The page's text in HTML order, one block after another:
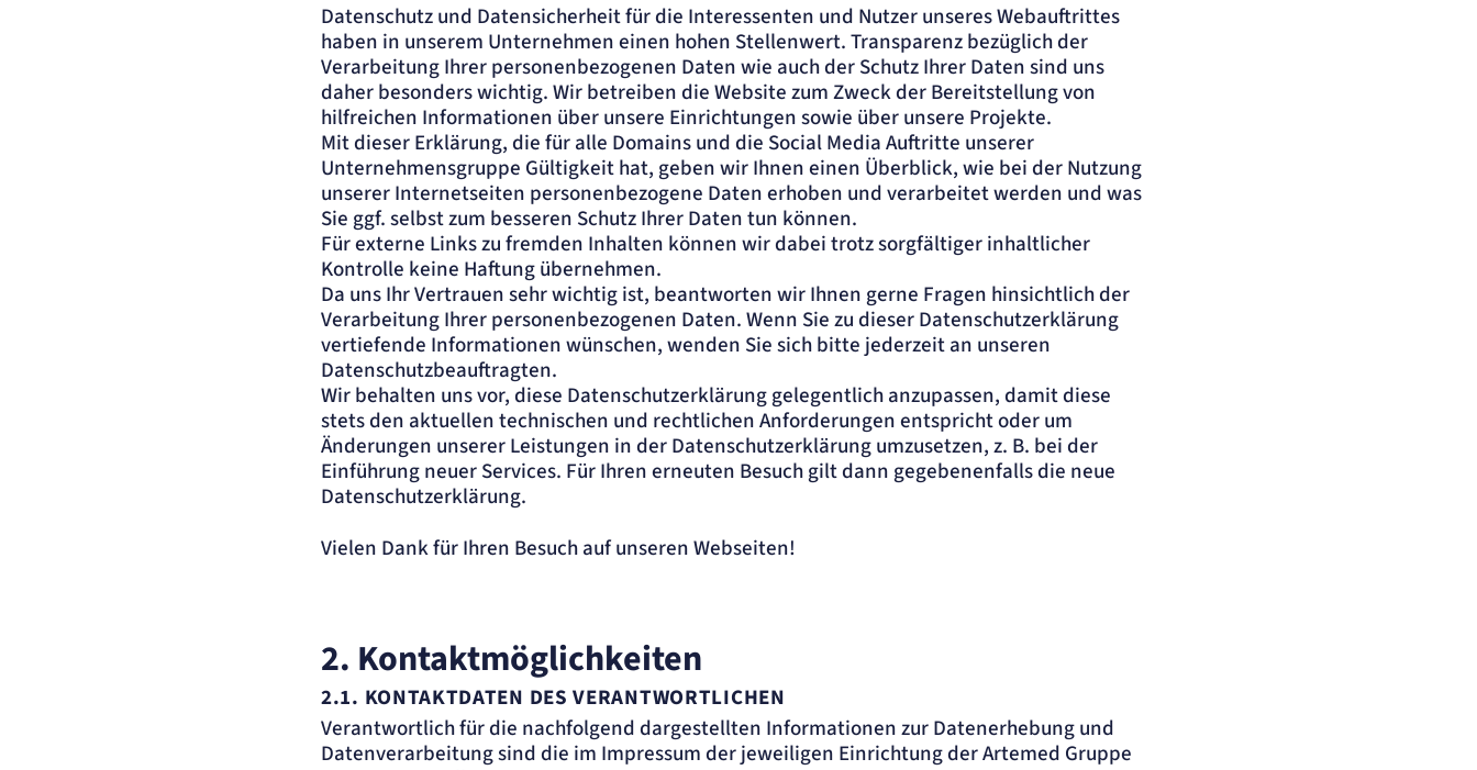
Datenschutz und Datensicherheit für die Interessenten und Nutzer unseres Webauftrittes
haben in unserem Unternehmen einen hohen Stellenwert. Transparenz bezüglich der
Verarbeitung Ihrer personenbezogenen Daten wie auch der Schutz Ihrer Daten sind uns
daher besonders wichtig. Wir betreiben die Website zum Zweck der Bereitstellung von
hilfreichen Informationen über unsere Einrichtungen sowie über unsere Projekte.
Mit dieser Erklärung, die für alle Domains und die Social Media Auftritte unserer
Unternehmensgruppe Gültigkeit hat, geben wir Ihnen einen Überblick, wie bei der Nutzung
unserer Internetseiten personenbezogene Daten erhoben und verarbeitet werden und was
Sie ggf. selbst zum besseren Schutz Ihrer Daten tun können.
Für externe Links zu fremden Inhalten können wir dabei trotz sorgfältiger inhaltlicher
Kontrolle keine Haftung übernehmen.
Da uns Ihr Vertrauen sehr wichtig ist, beantworten wir Ihnen gerne Fragen hinsichtlich der
Verarbeitung Ihrer personenbezogenen Daten. Wenn Sie zu dieser Datenschutzerklärung
vertiefende Informationen wünschen, wenden Sie sich bitte jederzeit an unseren
Datenschutzbeauftragten.
Wir behalten uns vor, diese Datenschutzerklärung gelegentlich anzupassen, damit diese
stets den aktuellen technischen und rechtlichen Anforderungen entspricht oder um
Änderungen unserer Leistungen in der Datenschutzerklärung umzusetzen, z. B. bei der
Einführung neuer Services. Für Ihren erneuten Besuch gilt dann gegebenenfalls die neue
Datenschutzerklärung.
Vielen Dank für Ihren Besuch auf unseren Webseiten!
2. Kontaktmöglichkeiten
2.1. KONTAKTDATEN DES VERANTWORTLICHEN
Verantwortlich für die nachfolgend dargestellten Informationen zur Datenerhebung und
Datenverarbeitung sind die im Impressum der jeweiligen Einrichtung der Artemed Gruppe